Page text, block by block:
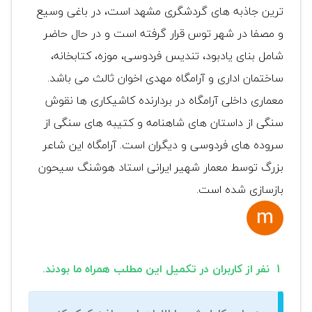
ترین جاذبه های گردشگری مشهد است، در باغی وسیع
و مصفا در شهر توس قرار گرفته است و در حال حاضر
شامل بنای یادبود، تندیس فردوسی، موزه، کتابخانه،
ساختمان اداری و آرامگاه مهدی اخوان ثالث می باشد.
معماری داخلی آرامگاه در بردارنده کاشیکاری ها نقوش
سنگی از داستان های شاهنامه و کتیبه های سنگی از
سروده های فردوسی و دیگران است. آرامگاه این شاعر
بزرگ توسط معمار شهیر ایرانی استاد هوشنگ سیحون
بازسازی شده است.